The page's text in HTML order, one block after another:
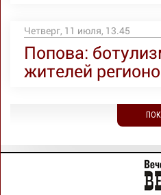
Четверг, 11 июля, 13.45
Попова:
жителей